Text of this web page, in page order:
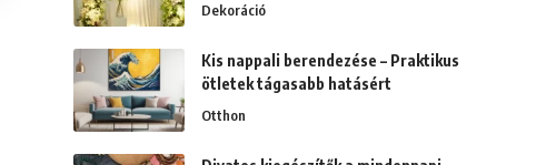
Dekoráció
Kis nappali berendezése – Praktikus
ötletek tágasabb hatásért
Otthon